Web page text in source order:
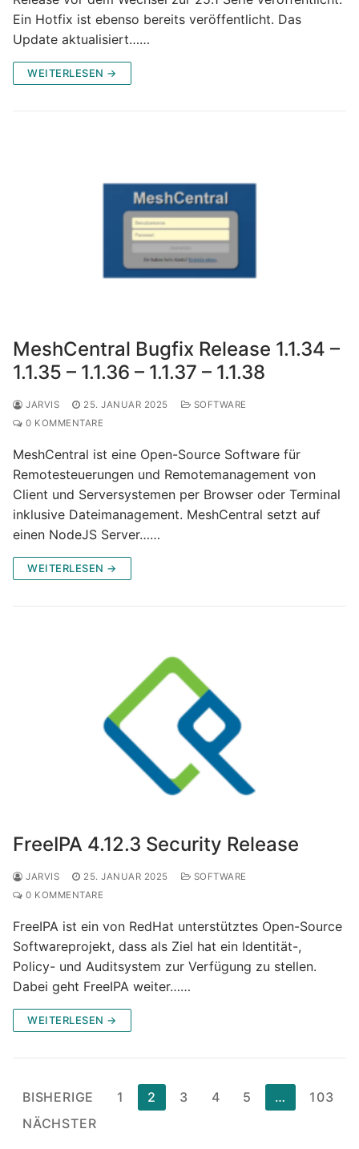
Ein Hotfix ist ebenso bereits veröffentlicht. Das
Update aktualisiert……
WEITERLESEN →
MeshCentral Bugfix Release 1.1.34 –
1.1.35 – 1.1.36 – 1.1.37 – 1.1.38
JARVIS 25. JANUAR 2025
SOFTWARE
0 KOMMENTARE
MeshCentral ist eine Open-Source Software für
Remotesteuerungen und Remotemanagement von
Client und Serversystemen per Browser oder Terminal
inklusive Dateimanagement. MeshCentral setzt auf
einen NodeJS Server……
WEITERLESEN →
FreeIPA 4.12.3 Security Release
JARVIS 25. JANUAR 2025
SOFTWARE
0 KOMMENTARE
FreeIPA ist ein von RedHat unterstütztes Open-Source
Softwareprojekt, dass als Ziel hat ein Identität-,
Policy- und Auditsystem zur Verfügung zu stellen.
Dabei geht FreeIPA weiter……
WEITERLESEN →
Seitennummerierung
der
BISHERIGE 1 2 3 4 5 …
103
NÄCHSTER